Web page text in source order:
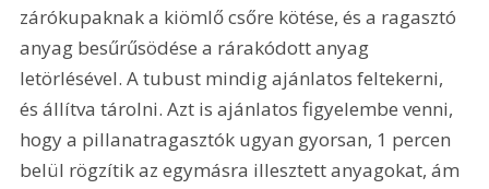
zárókupaknak a kiömlő csőre kötése, és a ragasztó
anyag besűrűsödése a rárakódott anyag
letörlésével. A tubust mindig ajánlatos feltekerni,
és állítva tárolni. Azt is ajánlatos figyelembe venni,
hogy a pillanatragasztók ugyan gyorsan, 1 percen
belül rögzítik az egymásra illesztett anyagokat, ám